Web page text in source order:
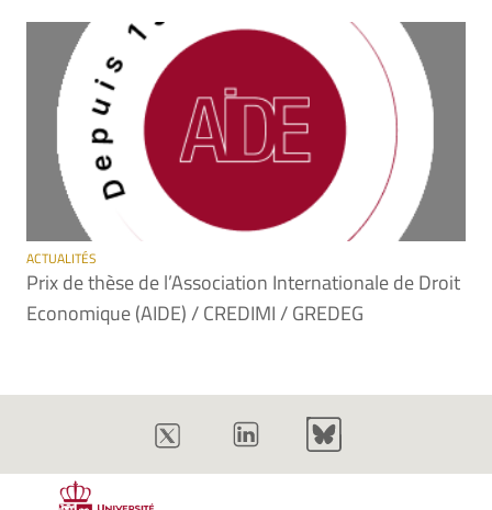
ACTUALITÉS
Prix de thèse de l’Association Internationale de Droit
Economique (AIDE) / CREDIMI / GREDEG